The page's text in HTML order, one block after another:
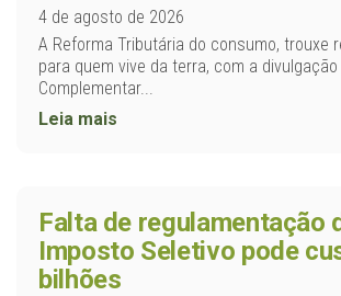
4 de agosto de 2026
A Reforma Tributária do consumo, trouxe
para quem vive da terra, com a divulgação
Complementar...
Leia mais
Falta de regulamentação
Imposto Seletivo pode
bilhões